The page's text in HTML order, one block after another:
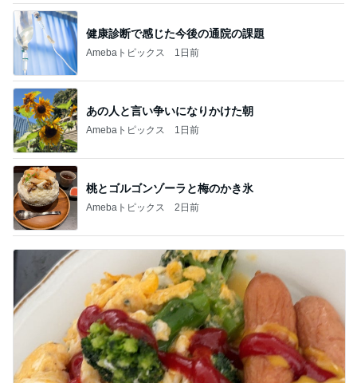
健康診断で感じた今後の通院の課題
Amebaトピックス 1日前
あの人と言い争いになりかけた朝
Amebaトピックス 1日前
桃とゴルゴンゾーラと梅のかき氷
Amebaトピックス 2日前